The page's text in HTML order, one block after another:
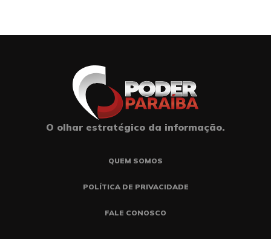
O olhar estratégico da informação.
QUEM SOMOS
POLÍTICA DE PRIVACIDADE
FALE CONOSCO